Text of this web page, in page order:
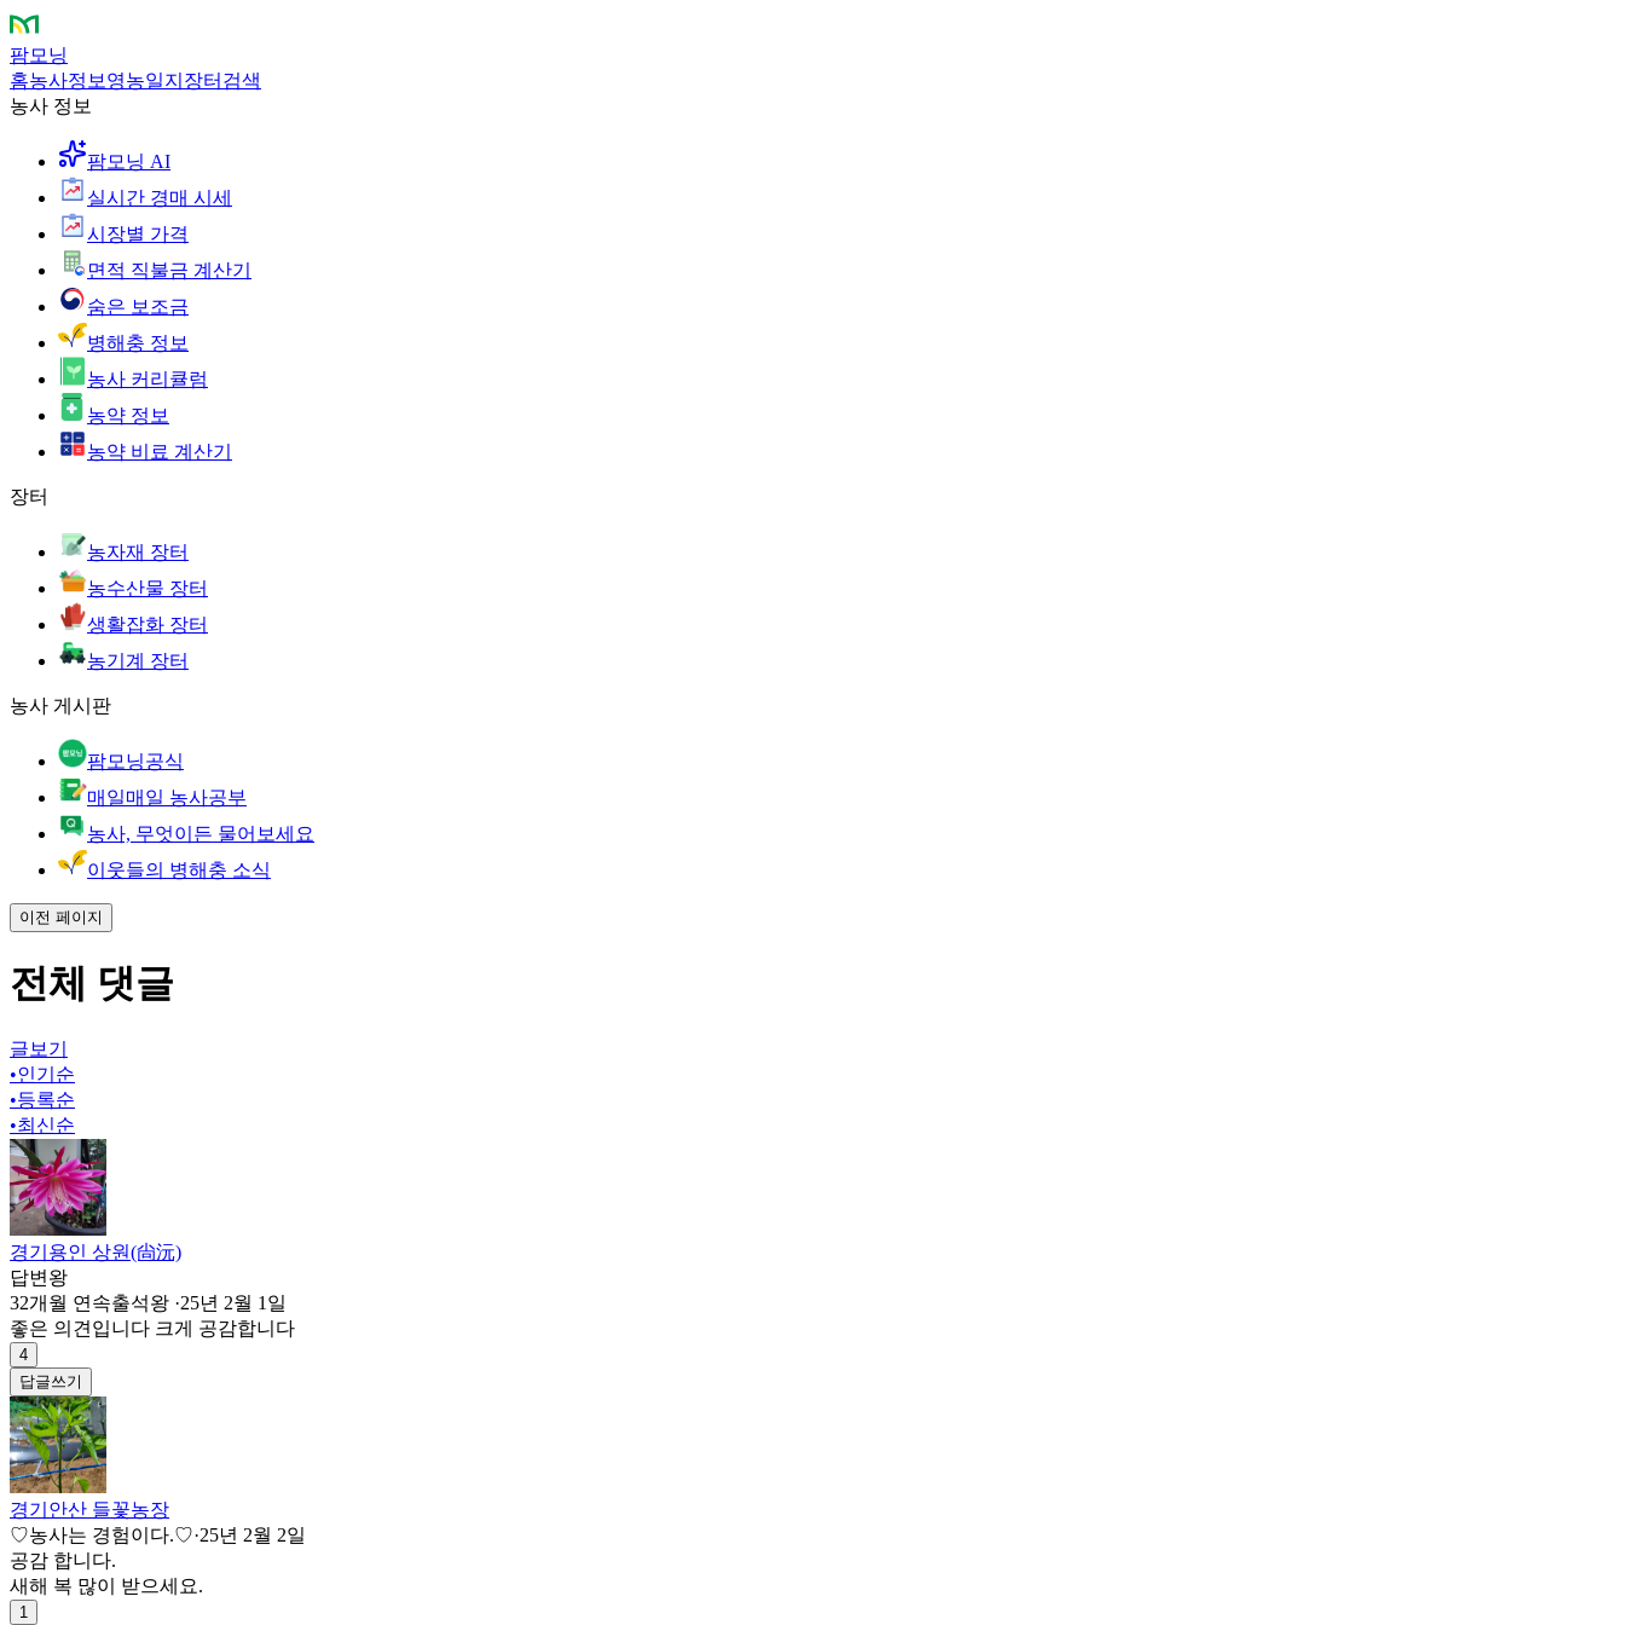
팜모닝
홈농사정보 영농일지 장터 검색
농사 정보
팜모닝 AI
실시간 경매 시세
시장별 가격
면적 직불금 계산기
숨은 보조금
병해충 정보
농사 커리큘럼
농약 정보
농약 비료 계산기
장터
농자재 장터
농수산물 장터
생활잡화 장터
농기계 장터
농사 게시판
팜모닝공식
매일매일 농사공부
농사, 무엇이든 물어보세요
이웃들의 병해충 소식
이전 페이지
전체 댓글
글보기
•인기순
•등록순
•최신순
경기용인 상원(尙沅)
답변왕
32개월 연속출석왕 ·25년 2월 1일
좋은 의견입니다 크게 공감합니다
4
답글쓰기
경기안산 들꽃농장
♡농사는 경험이다.♡·25년 2월 2일
공감 합니다.
새해 복 많이 받으세요.
1